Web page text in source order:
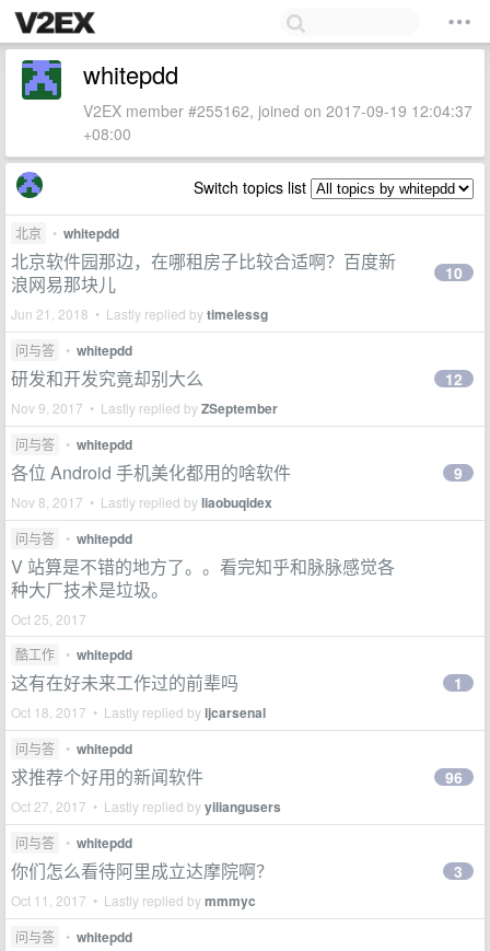
whitepdd
V2EX member #255162, joined on 2017-09-19 12:04:37
+08:00
Switch topics list
北京 • whitepdd
北京软件园那边，在哪租房子比较合适啊？百度新
浪网易那块儿
Jun 21, 2018 • Lastly replied bytimelessg
10
问与答 • whitepdd
研发和开发究竟却别大么
Nov 9, 2017 • Lastly replied byZSeptember
12
问与答 • whitepdd
各位 Android 手机美化都用的啥软件
Nov 8, 2017 • Lastly replied byliaobuqidex
9
问与答 • whitepdd
V 站算是不错的地方了。。看完知乎和脉脉感觉各
种大厂技术是垃圾。
Oct 25, 2017
酷工作
• whitepdd
这有在好未来工作过的前辈吗
Oct 18, 2017 • Lastly replied byljcarsenal
1
问与答 • whitepdd
求推荐个好用的新闻软件
Oct 27, 2017 • Lastly replied byyiliangusers
96
问与答 • whitepdd
你们怎么看待阿里成立达摩院啊？
Oct 11, 2017 • Lastly replied bymmmyc
3
问与答 • whitepdd